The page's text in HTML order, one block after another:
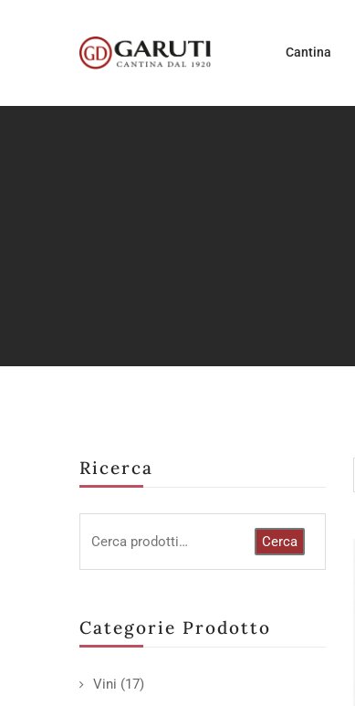
Cantina
Ricerca
Cerca
Categorie Prodotto
Vini (17)